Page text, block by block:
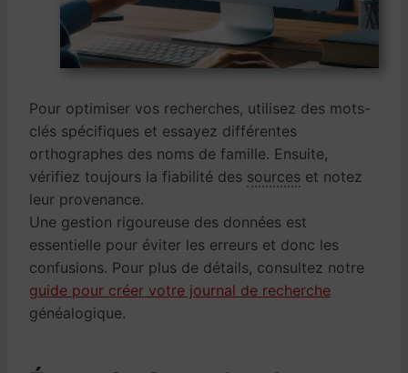
Pour optimiser vos recherches, utilisez des mots-
clés spécifiques et essayez différentes
orthographes des noms de famille. Ensuite,
vérifiez toujours la fiabilité des sources et notez
leur provenance.
Une gestion rigoureuse des données est
essentielle pour éviter les erreurs et donc les
confusions. Pour plus de détails, consultez notre
guide pour créer votre journal de recherche
généalogique.